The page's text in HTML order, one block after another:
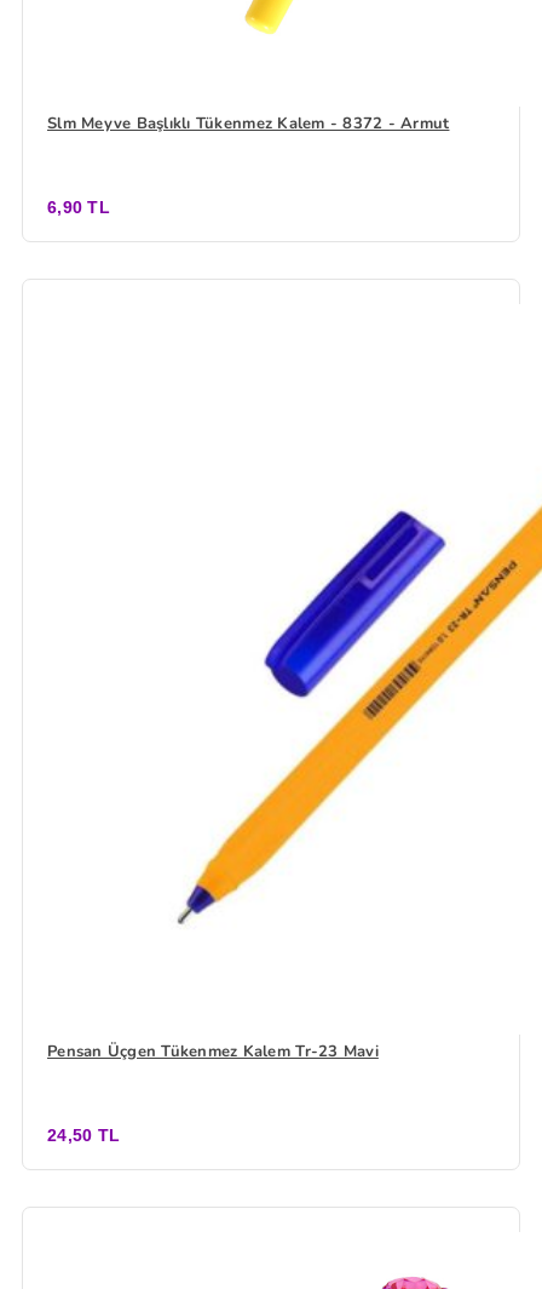
Slm Meyve Başlıklı Tükenmez Kalem - 8372 - Armut
6,90 TL
Pensan Üçgen Tükenmez Kalem Tr-23 Mavi
24,50 TL